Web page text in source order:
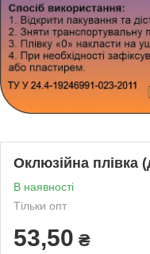
Оклюзійна плівка
В наявності
Тільки опт
53,50 ₴